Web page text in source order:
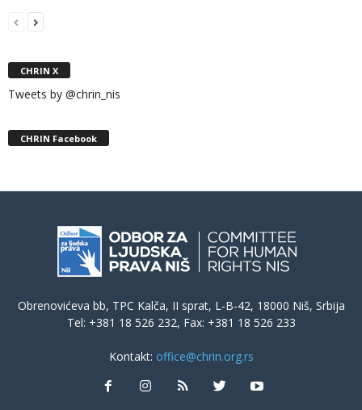
CHRIN X
Tweets by @chrin_nis
CHRIN Facebook
Obrenovićeva bb, TPC Kalča, II sprat, L-B-42, 18000 Niš, Srbija
Tel: +381 18 526 232, Fax: +381 18 526 233
Kontakt: office@chrin.org.rs